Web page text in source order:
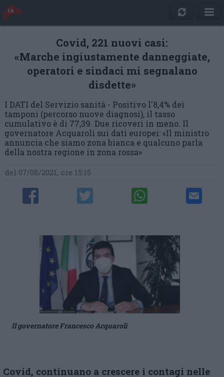
Covid, 221 nuovi casi:
«Marche ingiustamente danneggiate,
operatori e sindaci mi segnalano
disdette»
I DATI del Servizio sanità - Positivo l'8,4% dei
tamponi (percorso nuove diagnosi), il tasso
cumulativo è di 77,39. Due ricoveri in meno. Il
governatore Acquaroli sui dati europei: «Il ministro
annuncia che siamo zona bianca e qualcuno parla
della nostra regione in zona rossa»
del 07/08/2021, ore 15:15
Il governatore Francesco Acquaroli
Covid, continuano a crescere i contagi nelle